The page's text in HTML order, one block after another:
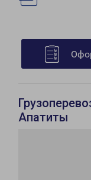
Апатиты